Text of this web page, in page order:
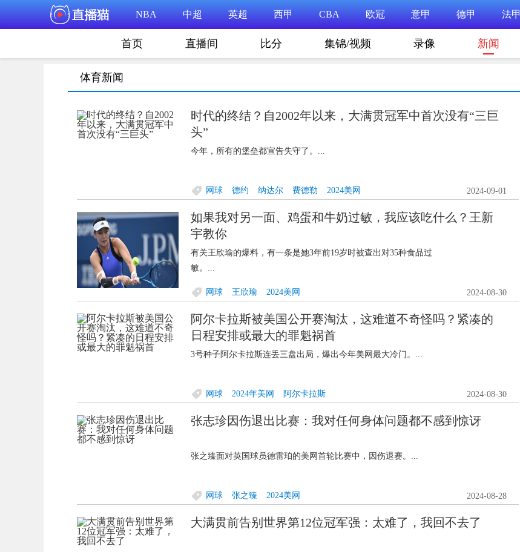
NBA 中超 英超 西甲 CBA 欧冠 意甲 德甲 法甲
首页 直播间 比分 集锦/视频 录像 新闻
体育新闻
时代的终结？自2002年以来，大满贯冠军中首次没有“三巨
头”
今年，所有的堡垒都宣告失守了。...
网球 德约 纳达尔 费德勒 2024美网 2024-09-01
如果我对另一面、鸡蛋和牛奶过敏，我应该吃什么？王新
宇教你
有关王欣瑜的爆料，有一条是她3年前19岁时被查出对35种食品过
敏。...
网球 王欣瑜 2024美网 2024-08-30
阿尔卡拉斯被美国公开赛淘汰，这难道不奇怪吗？紧凑的
日程安排或最大的罪魁祸首
3号种子阿尔卡拉斯连丢三盘出局，爆出今年美网最大冷门。...
网球 2024年美网 阿尔卡拉斯 2024-08-30
张志珍因伤退出比赛：我对任何身体问题都不感到惊讶
张之臻面对英国球员德雷珀的美网首轮比赛中，因伤退赛。...
网球 张之臻 2024美网 2024-08-28
大满贯前告别世界第12位冠军强：太难了，我回不去了